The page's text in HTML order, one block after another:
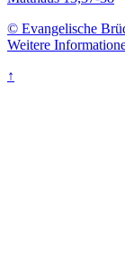
© Evangelische
Weitere
↑